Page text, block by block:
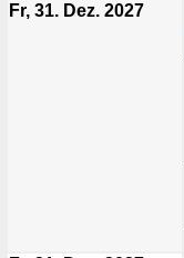
Fr, 31. Dez. 2027